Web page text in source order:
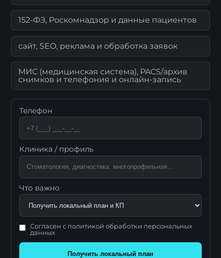
152-ФЗ, Роскомнадзор и данные пациентов
сайт, SEO, реклама и обработка заявок
МИС (медицинская система), PACS/архив
снимков и телефония и онлайн-запись
Телефон
Клиника / профиль
Что важно
Согласен с политикой обработки персональных
данных
Получить локальный план
Отправить заявку